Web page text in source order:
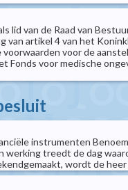
lid van de Raad van
van artikel 4 van het
voor de
Fonds voor medische
instrumenten
werking treedt de dag
wordt de heer